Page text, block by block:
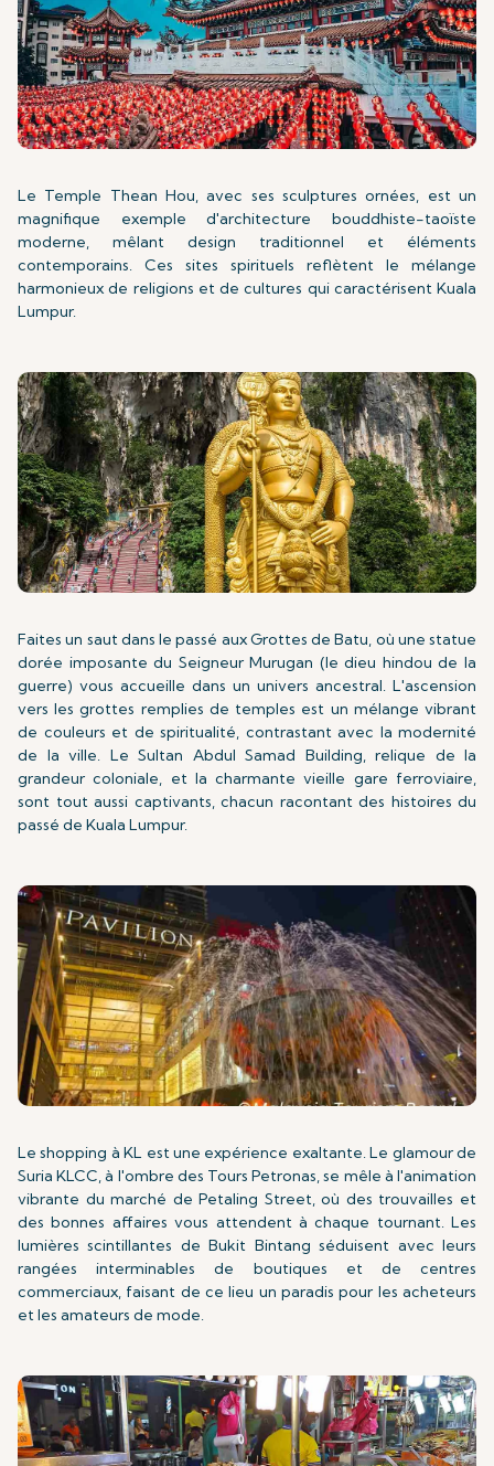
Le Temple Thean Hou, avec ses sculptures ornées, est un
magnifique exemple d'architecture bouddhiste-taoïste
moderne, mêlant design traditionnel et éléments
contemporains. Ces sites spirituels reflètent le mélange
harmonieux de religions et de cultures qui caractérisent Kuala
Lumpur.
Faites un saut dans le passé aux Grottes de Batu, où une statue
dorée imposante du Seigneur Murugan (le dieu hindou de la
guerre) vous accueille dans un univers ancestral. L'ascension
vers les grottes remplies de temples est un mélange vibrant
de couleurs et de spiritualité, contrastant avec la modernité
de la ville. Le Sultan Abdul Samad Building, relique de la
grandeur coloniale, et la charmante vieille gare ferroviaire,
sont tout aussi captivants, chacun racontant des histoires du
passé de Kuala Lumpur.
Le shopping à KL est une expérience exaltante. Le glamour de
Suria KLCC, à l'ombre des Tours Petronas, se mêle à l'animation
vibrante du marché de Petaling Street, où des trouvailles et
des bonnes affaires vous attendent à chaque tournant. Les
lumières scintillantes de Bukit Bintang séduisent avec leurs
rangées interminables de boutiques et de centres
commerciaux, faisant de ce lieu un paradis pour les acheteurs
et les amateurs de mode.